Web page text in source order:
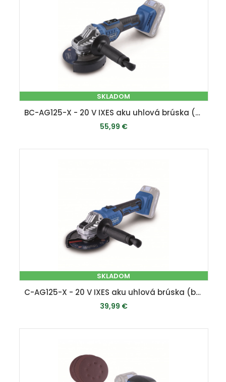
SKLADOM
BC-AG125-X - 20 V IXES aku uhlová brúska (bez batérie a nabíjačky)
55,99 €
SKLADOM
C-AG125-X - 20 V IXES aku uhlová brúska (bez batérie a nabíjačky)
39,99 €